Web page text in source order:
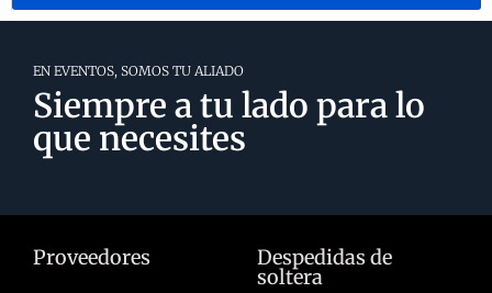
EN EVENTOS, SOMOS TU ALIADO
Siempre a tu lado para lo
que necesites
Proveedores Despedidas de
soltera